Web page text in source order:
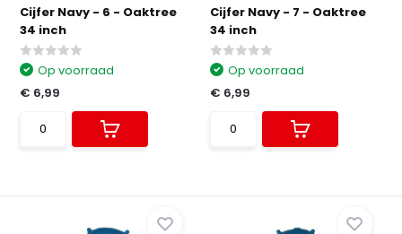
Cijfer Navy - 6 - Oaktree
34 inch
Op voorraad
€ 6,99
Cijfer Navy - 7 - Oaktree
34 inch
Op voorraad
€ 6,99